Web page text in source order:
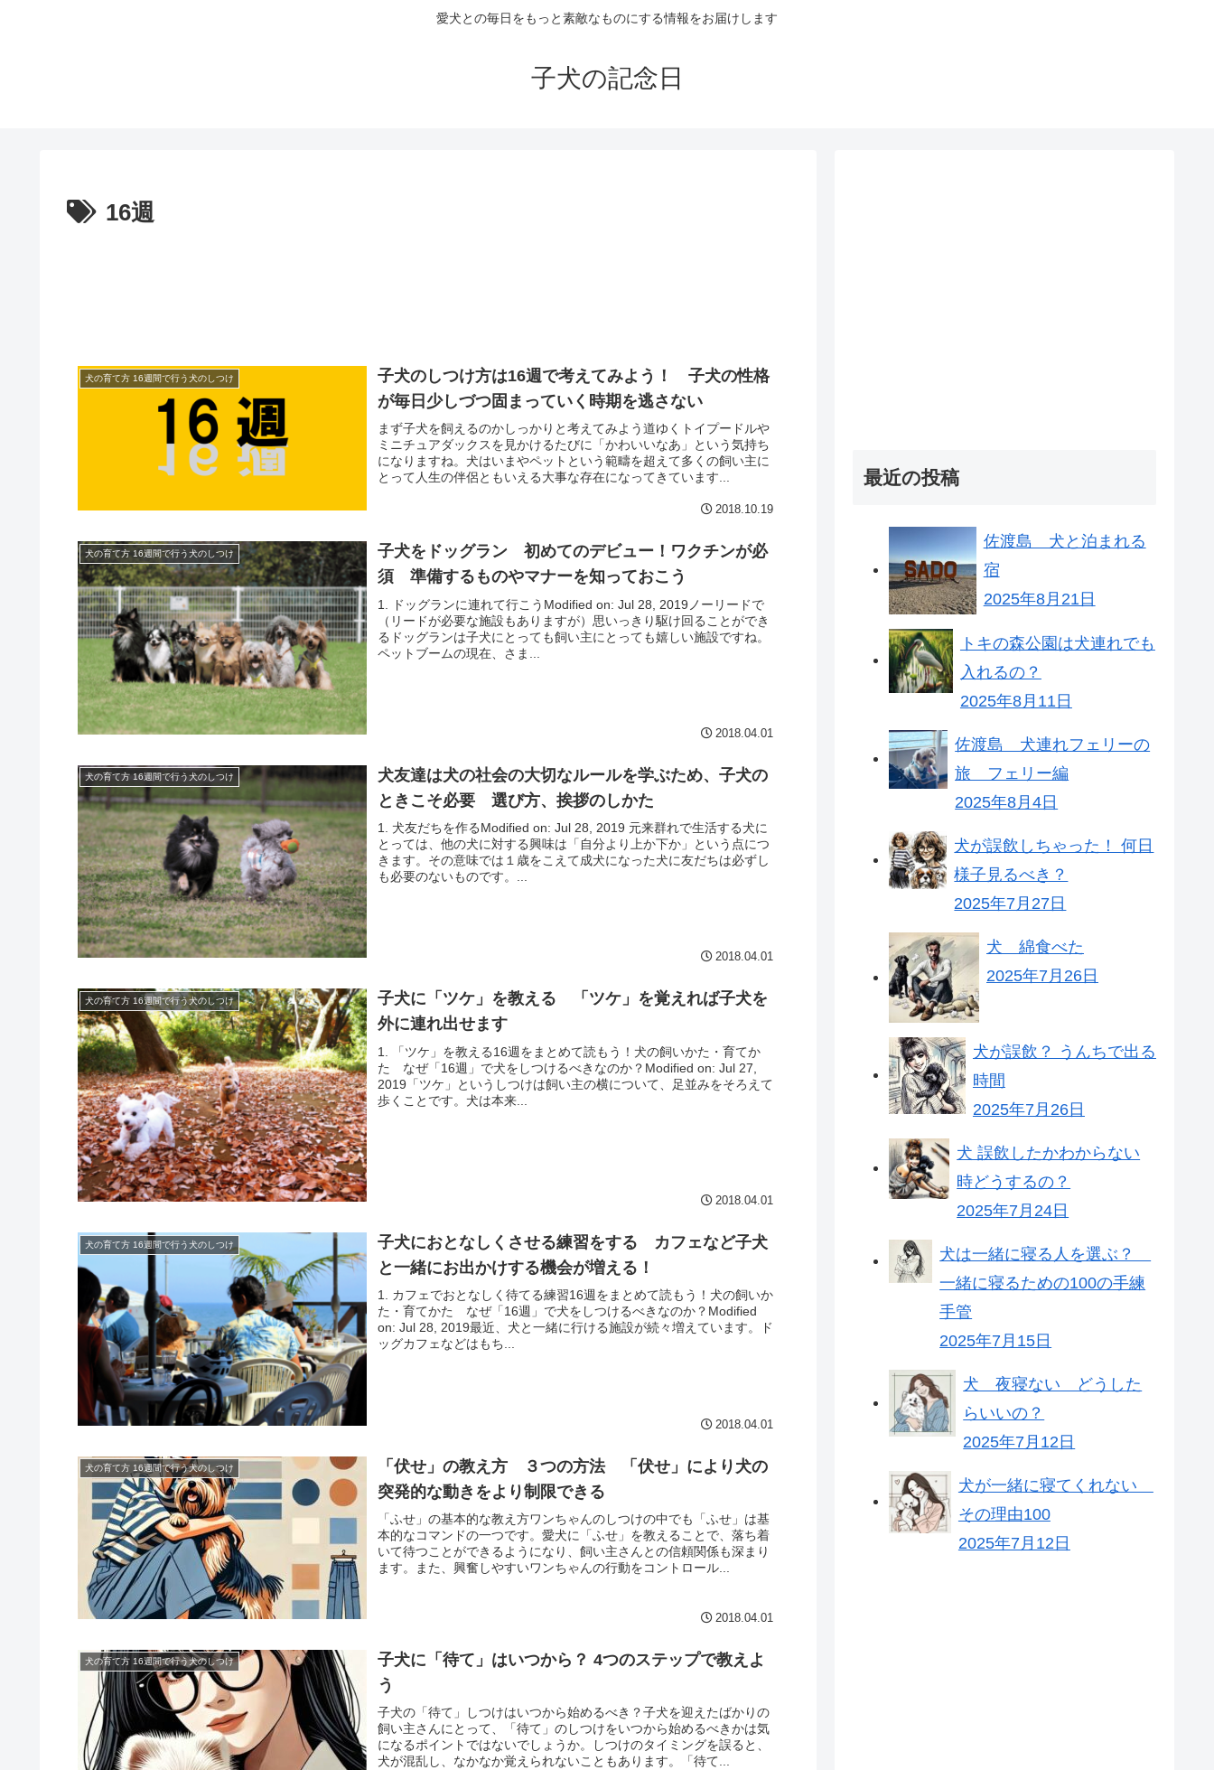
愛犬との毎日をもっと素敵なものにする情報をお届けします
子犬の記念日
16週
犬の育て方 16週間で行う犬のしつけ
子犬のしつけ方は16週で考えてみよう！ 子犬の性格
が毎日少しづつ固まっていく時期を逃さない
まず子犬を飼えるのかしっかりと考えてみよう道ゆくトイプードルや
ミニチュアダックスを見かけるたびに「かわいいなあ」という気持ち
になりますね。犬はいまやペットという範疇を超えて多くの飼い主に
とって人生の伴侶ともいえる大事な存在になってきています...
2018.10.19
犬の育て方 16週間で行う犬のしつけ
子犬をドッグラン 初めてのデビュー！ワクチンが必
須 準備するものやマナーを知っておこう
1. ドッグランに連れて行こうModified on: Jul 28, 2019ノーリードで
（リードが必要な施設もありますが）思いっきり駆け回ることができ
るドッグランは子犬にとっても飼い主にとっても嬉しい施設ですね。
ペットブームの現在、さま...
2018.04.01
犬の育て方 16週間で行う犬のしつけ
犬友達は犬の社会の大切なルールを学ぶため、子犬の
ときこそ必要 選び方、挨拶のしかた
1. 犬友だちを作るModified on: Jul 28, 2019 元来群れで生活する犬に
とっては、他の犬に対する興味は「自分より上か下か」という点につ
きます。その意味では１歳をこえて成犬になった犬に友だちは必ずし
も必要のないものです。...
2018.04.01
犬の育て方 16週間で行う犬のしつけ
子犬に「ツケ」を教える 「ツケ」を覚えれば子犬を
外に連れ出せます
1. 「ツケ」を教える16週をまとめて読もう！犬の飼いかた・育てか
た なぜ「16週」で犬をしつけるべきなのか？Modified on: Jul 27,
2019「ツケ」というしつけは飼い主の横について、足並みをそろえて
歩くことです。犬は本来...
2018.04.01
犬の育て方 16週間で行う犬のしつけ
子犬におとなしくさせる練習をする カフェなど子犬
と一緒にお出かけする機会が増える！
1. カフェでおとなしく待てる練習16週をまとめて読もう！犬の飼いか
た・育てかた なぜ「16週」で犬をしつけるべきなのか？Modified
on: Jul 28, 2019最近、犬と一緒に行ける施設が続々増えています。ド
ッグカフェなどはもち...
2018.04.01
犬の育て方 16週間で行う犬のしつけ
「伏せ」の教え方 ３つの方法 「伏せ」により犬の
突発的な動きをより制限できる
「ふせ」の基本的な教え方ワンちゃんのしつけの中でも「ふせ」は基
本的なコマンドの一つです。愛犬に「ふせ」を教えることで、落ち着
いて待つことができるようになり、飼い主さんとの信頼関係も深まり
ます。また、興奮しやすいワンちゃんの行動をコントロール...
2018.04.01
犬の育て方 16週間で行う犬のしつけ
子犬に「待て」はいつから？ 4つのステップで教えよ
う
子犬の「待て」しつけはいつから始めるべき？子犬を迎えたばかりの
飼い主さんにとって、「待て」のしつけをいつから始めるべきかは気
になるポイントではないでしょうか。しつけのタイミングを誤ると、
犬が混乱し、なかなか覚えられないこともあります。「待て...
最近の投稿
佐渡島 犬と泊まれる
宿
2025年8月21日
トキの森公園は犬連れでも
入れるの？
2025年8月11日
佐渡島 犬連れフェリーの
旅 フェリー編
2025年8月4日
犬が誤飲しちゃった！ 何日
様子見るべき？
2025年7月27日
犬 綿食べた
2025年7月26日
犬が誤飲？ うんちで出る
時間
2025年7月26日
犬 誤飲したかわからない
時どうするの？
2025年7月24日
犬は一緒に寝る人を選ぶ？
一緒に寝るための100の手練
手管
2025年7月15日
犬 夜寝ない どうした
らいいの？
2025年7月12日
犬が一緒に寝てくれない
その理由100
2025年7月12日